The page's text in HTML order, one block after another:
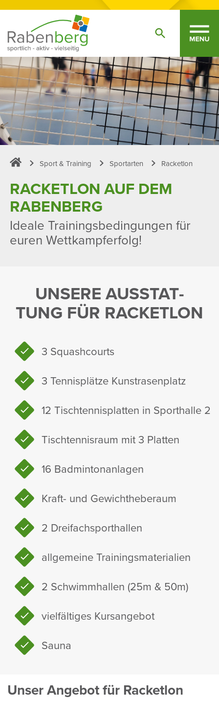
Sport & Training Sportarten Racketlon
RACKETLON AUF DEM
RABEN­BERG
Ideale Trai­nings­be­din­gungen für
euren Wett­kampfer­folg!
UNSERE AUSSTAT­
TUNG FÜR RACKETLON
3 Squash­courts
3 Tennis­plätze Kunst­ra­sen­platz
12 Tisch­ten­nis­platten in Sport­halle 2
Tisch­ten­nis­raum mit 3 Platten
16 Badmin­ton­an­lagen
Kraft- und Gewicht­he­be­raum
2 Drei­fach­sport­hallen
allge­meine Trai­nings­ma­te­ria­lien
2 Schwimm­hallen (25m & 50m)
viel­fäl­tiges Kurs­an­gebot
Sauna
Unser Angebot für Racketlon